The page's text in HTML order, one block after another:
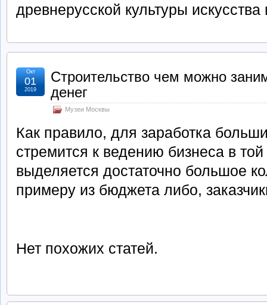
древнерусской культуры
Строительство чем можно
денег
Музеи Москвы
Окт
01
2019
Как правило, для заработка
стремится к ведению бизнеса в
выделяется достаточно большое
примеру из бюджета либо,
Нет похожих статей.